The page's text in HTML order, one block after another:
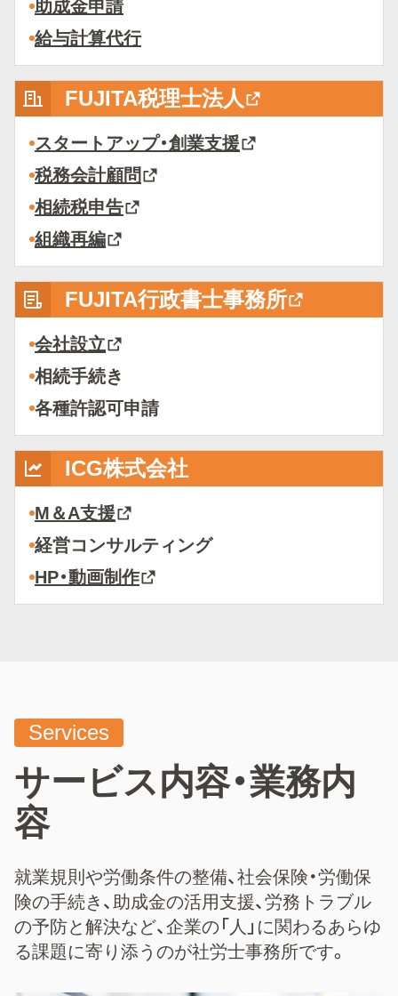
助成金申請
給与計算代行
FUJITA税理士法人
スタートアップ・創業支援
税務会計顧問
相続税申告
組織再編
FUJITA行政書士事務所
会社設立
相続手続き
各種許認可申請
ICG株式会社
M＆A支援
経営コンサルティング
HP・動画制作
Services
サービス内容・業務内
容
就業規則や労働条件の整備、社会保険・労働保
険の手続き、助成金の活用支援、労務トラブル
の予防と解決など、企業の「人」に関わるあらゆ
る課題に寄り添うのが社労士事務所です。